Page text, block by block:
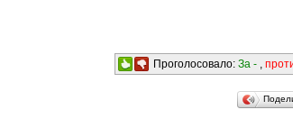
Проголосовало: За - ,